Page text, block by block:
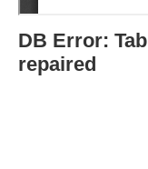
DB Error:
repaired